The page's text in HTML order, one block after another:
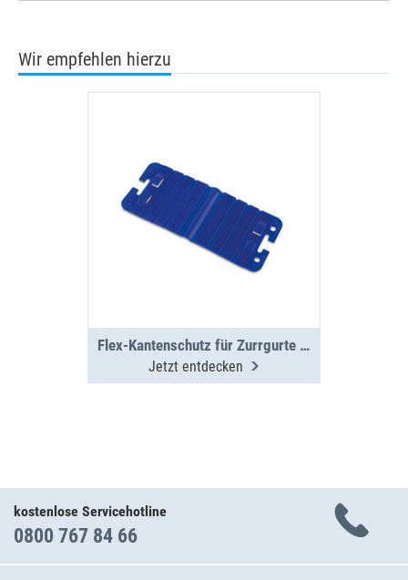
Wir empfehlen hierzu
Flex-Kantenschutz für Zurrgurte VPE4
Jetzt entdecken
kostenlose Servicehotline
0800 767 84 66